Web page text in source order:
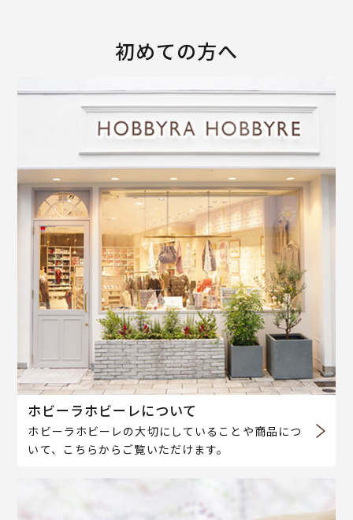
初めての方へ
ホビーラホビーレについて
ホビーラホビーレの大切にしていることや商品につ
いて、こちらからご覧いただけます。